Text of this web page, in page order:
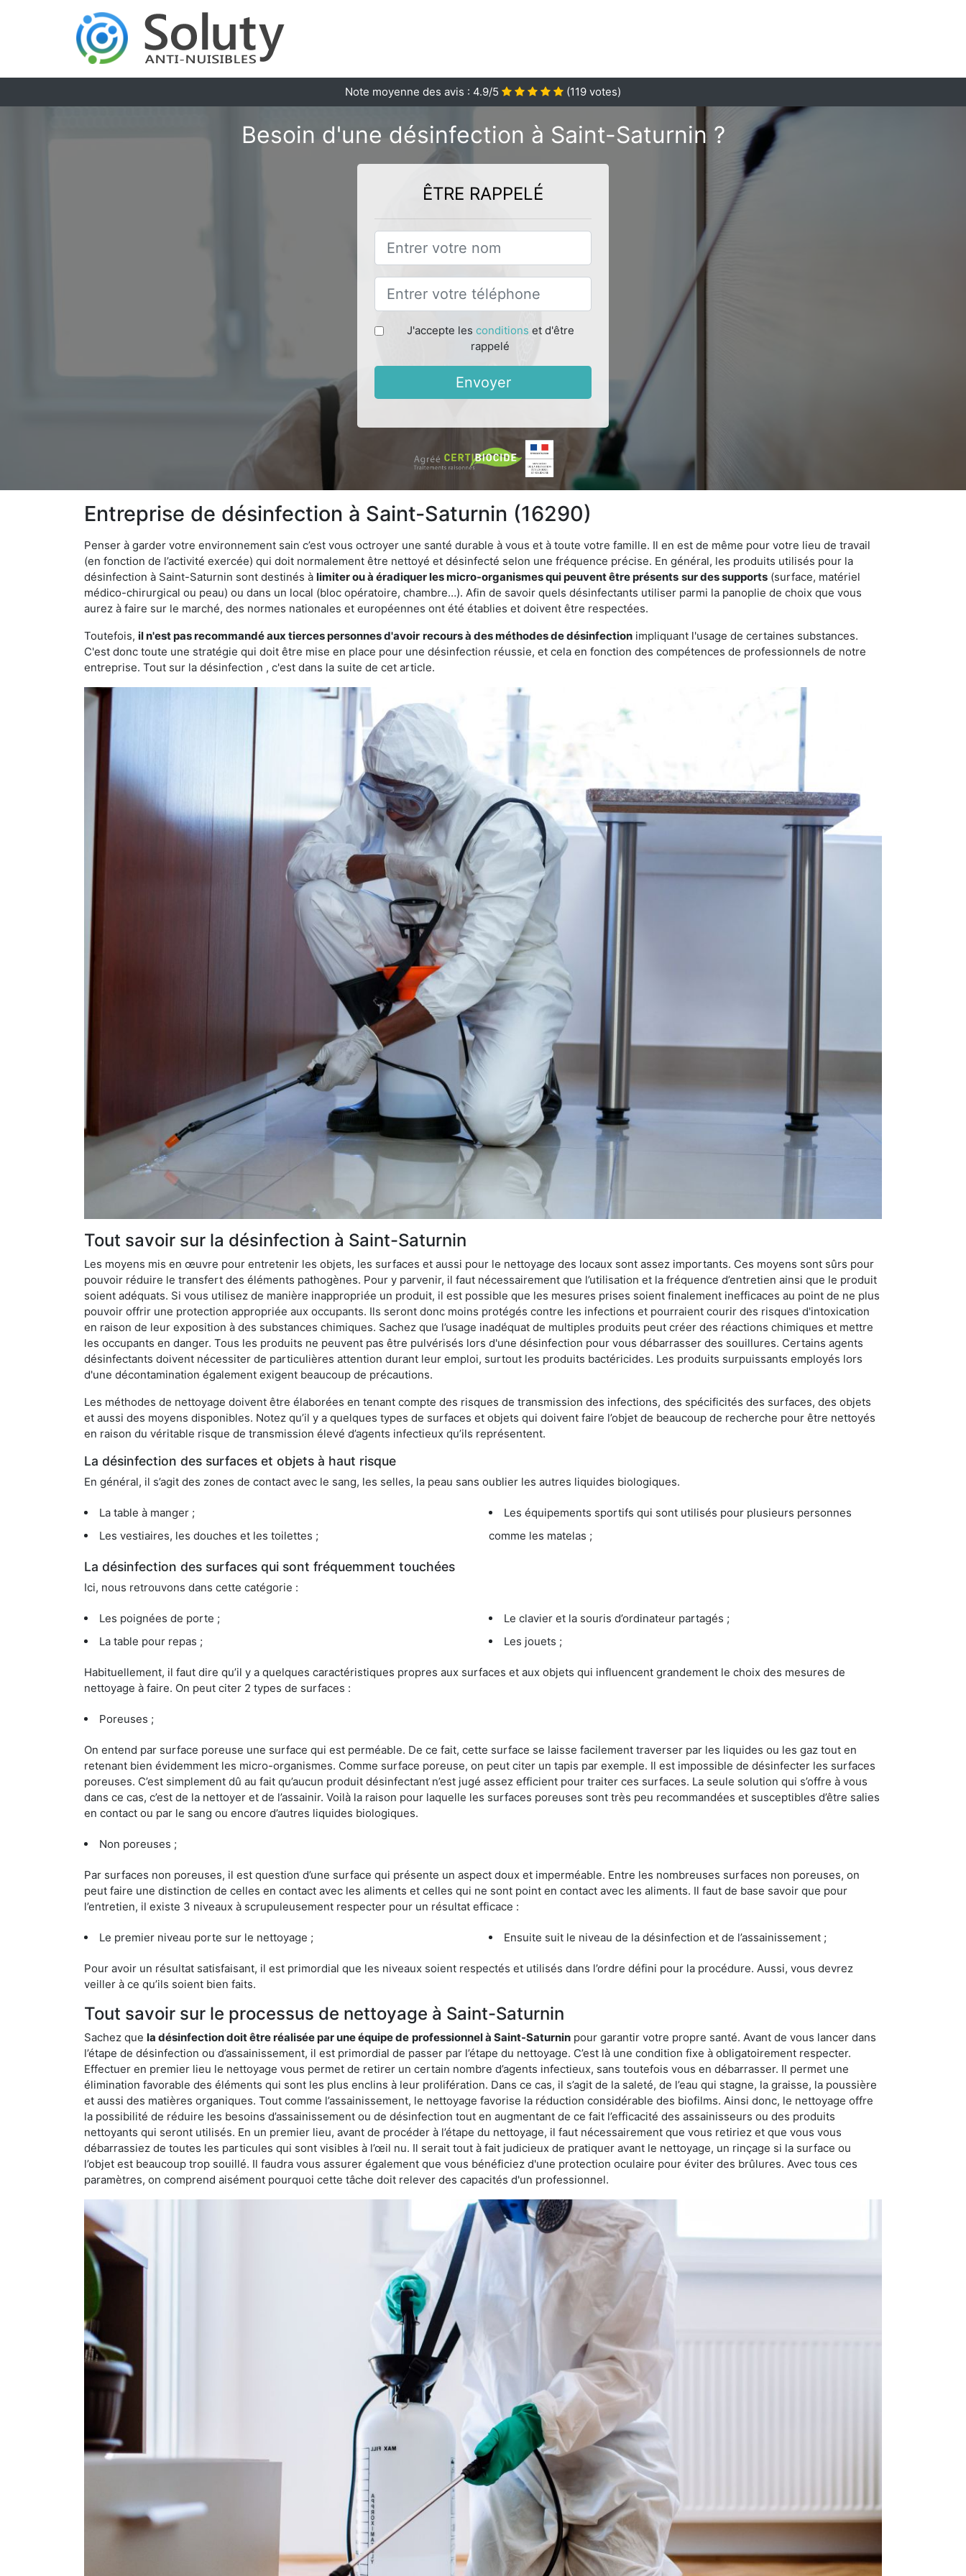
Note moyenne des avis : 4.9/5 (119 votes)
Besoin d'une désinfection à Saint-Saturnin ?
ÊTRE RAPPELÉ
J'accepte les conditions et d'être
rappelé
Envoyer
Entreprise de désinfection à Saint-Saturnin (16290)
Penser à garder votre environnement sain c’est vous octroyer une santé durable à vous et à toute votre famille. Il en est de même pour votre lieu de travail
(en fonction de l’activité exercée) qui doit normalement être nettoyé et désinfecté selon une fréquence précise. En général, les produits utilisés pour la
désinfection à Saint-Saturnin sont destinés à limiter ou à éradiquer les micro-organismes qui peuvent être présents sur des supports (surface, matériel
médico-chirurgical ou peau) ou dans un local (bloc opératoire, chambre…). Afin de savoir quels désinfectants utiliser parmi la panoplie de choix que vous
aurez à faire sur le marché, des normes nationales et européennes ont été établies et doivent être respectées.
Toutefois, il n'est pas recommandé aux tierces personnes d'avoir recours à des méthodes de désinfection impliquant l'usage de certaines substances.
C'est donc toute une stratégie qui doit être mise en place pour une désinfection réussie, et cela en fonction des compétences de professionnels de notre
entreprise. Tout sur la désinfection , c'est dans la suite de cet article.
Tout savoir sur la désinfection à Saint-Saturnin
Les moyens mis en œuvre pour entretenir les objets, les surfaces et aussi pour le nettoyage des locaux sont assez importants. Ces moyens sont sûrs pour
pouvoir réduire le transfert des éléments pathogènes. Pour y parvenir, il faut nécessairement que l’utilisation et la fréquence d’entretien ainsi que le produit
soient adéquats. Si vous utilisez de manière inappropriée un produit, il est possible que les mesures prises soient finalement inefficaces au point de ne plus
pouvoir offrir une protection appropriée aux occupants. Ils seront donc moins protégés contre les infections et pourraient courir des risques d'intoxication
en raison de leur exposition à des substances chimiques. Sachez que l’usage inadéquat de multiples produits peut créer des réactions chimiques et mettre
les occupants en danger. Tous les produits ne peuvent pas être pulvérisés lors d'une désinfection pour vous débarrasser des souillures. Certains agents
désinfectants doivent nécessiter de particulières attention durant leur emploi, surtout les produits bactéricides. Les produits surpuissants employés lors
d'une décontamination également exigent beaucoup de précautions.
Les méthodes de nettoyage doivent être élaborées en tenant compte des risques de transmission des infections, des spécificités des surfaces, des objets
et aussi des moyens disponibles. Notez qu’il y a quelques types de surfaces et objets qui doivent faire l’objet de beaucoup de recherche pour être nettoyés
en raison du véritable risque de transmission élevé d’agents infectieux qu’ils représentent.
La désinfection des surfaces et objets à haut risque
En général, il s’agit des zones de contact avec le sang, les selles, la peau sans oublier les autres liquides biologiques.
La table à manger ;
Les vestiaires, les douches et les toilettes ;
Les équipements sportifs qui sont utilisés pour plusieurs personnes
comme les matelas ;
La désinfection des surfaces qui sont fréquemment touchées
Ici, nous retrouvons dans cette catégorie :
Les poignées de porte ;
La table pour repas ;
Le clavier et la souris d’ordinateur partagés ;
Les jouets ;
Habituellement, il faut dire qu’il y a quelques caractéristiques propres aux surfaces et aux objets qui influencent grandement le choix des mesures de
nettoyage à faire. On peut citer 2 types de surfaces :
Poreuses ;
On entend par surface poreuse une surface qui est perméable. De ce fait, cette surface se laisse facilement traverser par les liquides ou les gaz tout en
retenant bien évidemment les micro-organismes. Comme surface poreuse, on peut citer un tapis par exemple. Il est impossible de désinfecter les surfaces
poreuses. C’est simplement dû au fait qu’aucun produit désinfectant n’est jugé assez efficient pour traiter ces surfaces. La seule solution qui s’offre à vous
dans ce cas, c’est de la nettoyer et de l’assainir. Voilà la raison pour laquelle les surfaces poreuses sont très peu recommandées et susceptibles d’être salies
en contact ou par le sang ou encore d’autres liquides biologiques.
Non poreuses ;
Par surfaces non poreuses, il est question d’une surface qui présente un aspect doux et imperméable. Entre les nombreuses surfaces non poreuses, on
peut faire une distinction de celles en contact avec les aliments et celles qui ne sont point en contact avec les aliments. Il faut de base savoir que pour
l’entretien, il existe 3 niveaux à scrupuleusement respecter pour un résultat efficace :
Le premier niveau porte sur le nettoyage ; Ensuite suit le niveau de la désinfection et de l’assainissement ;
Pour avoir un résultat satisfaisant, il est primordial que les niveaux soient respectés et utilisés dans l’ordre défini pour la procédure. Aussi, vous devrez
veiller à ce qu’ils soient bien faits.
Tout savoir sur le processus de nettoyage à Saint-Saturnin
Sachez que la désinfection doit être réalisée par une équipe de professionnel à Saint-Saturnin pour garantir votre propre santé. Avant de vous lancer dans
l’étape de désinfection ou d’assainissement, il est primordial de passer par l’étape du nettoyage. C’est là une condition fixe à obligatoirement respecter.
Effectuer en premier lieu le nettoyage vous permet de retirer un certain nombre d’agents infectieux, sans toutefois vous en débarrasser. Il permet une
élimination favorable des éléments qui sont les plus enclins à leur prolifération. Dans ce cas, il s’agit de la saleté, de l’eau qui stagne, la graisse, la poussière
et aussi des matières organiques. Tout comme l’assainissement, le nettoyage favorise la réduction considérable des biofilms. Ainsi donc, le nettoyage offre
la possibilité de réduire les besoins d’assainissement ou de désinfection tout en augmentant de ce fait l’efficacité des assainisseurs ou des produits
nettoyants qui seront utilisés. En un premier lieu, avant de procéder à l’étape du nettoyage, il faut nécessairement que vous retiriez et que vous vous
débarrassiez de toutes les particules qui sont visibles à l’œil nu. Il serait tout à fait judicieux de pratiquer avant le nettoyage, un rinçage si la surface ou
l’objet est beaucoup trop souillé. Il faudra vous assurer également que vous bénéficiez d'une protection oculaire pour éviter des brûlures. Avec tous ces
paramètres, on comprend aisément pourquoi cette tâche doit relever des capacités d'un professionnel.